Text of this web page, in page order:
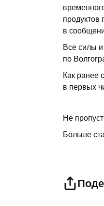
в
Все силы
по
Как ранее
в первых
Не
Больше